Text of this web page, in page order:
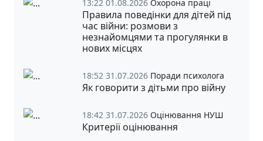
13:22 01.08.2026 Охорона праці
Правила поведінки для дітей під
час війни: розмови з
незнайомцями та прогулянки в
нових місцях
18:52 31.07.2026 Поради психолога
Як говорити з дітьми про війну
18:42 31.07.2026 Оцінювання НУШ
Критерії оцінювання